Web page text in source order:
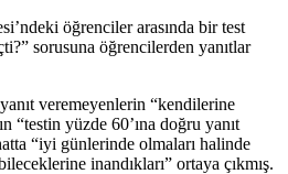
öğrenciler arasında bir test
sorusuna öğrencilerden yanıtlar
veremeyenlerin “kendilerine
“testin yüzde 60’ına doğru yanıt
“iyi günlerinde olmaları halinde
inandıkları” ortaya çıkmış.